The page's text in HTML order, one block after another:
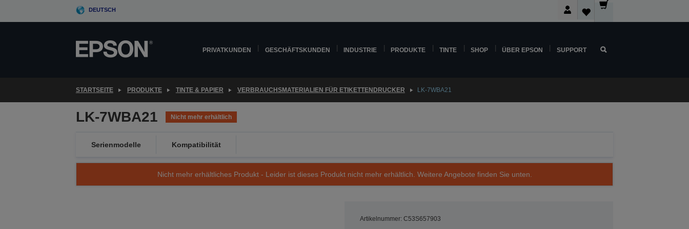
DEUTSCH
PRIVATKUNDEN GESCHÄFTSKUNDEN INDUSTRIE PRODUKTE TINTE SHOP ÜBER EPSON SUPPORT
STARTSEITE PRODUKTE TINTE & PAPIER VERBRAUCHSMATERIALIEN FÜR ETIKETTENDRUCKER LK-7WBA21
LK-7WBA21 Nicht mehr erhältlich
Serienmodelle Kompatibilität
Nicht mehr erhältliches Produkt - Leider ist dieses Produkt nicht mehr erhältlich. Weitere Angebote finden Sie unten.
Artikelnummer: C53S657903